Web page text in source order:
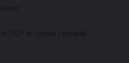
2025 ne zaman yapılacak?